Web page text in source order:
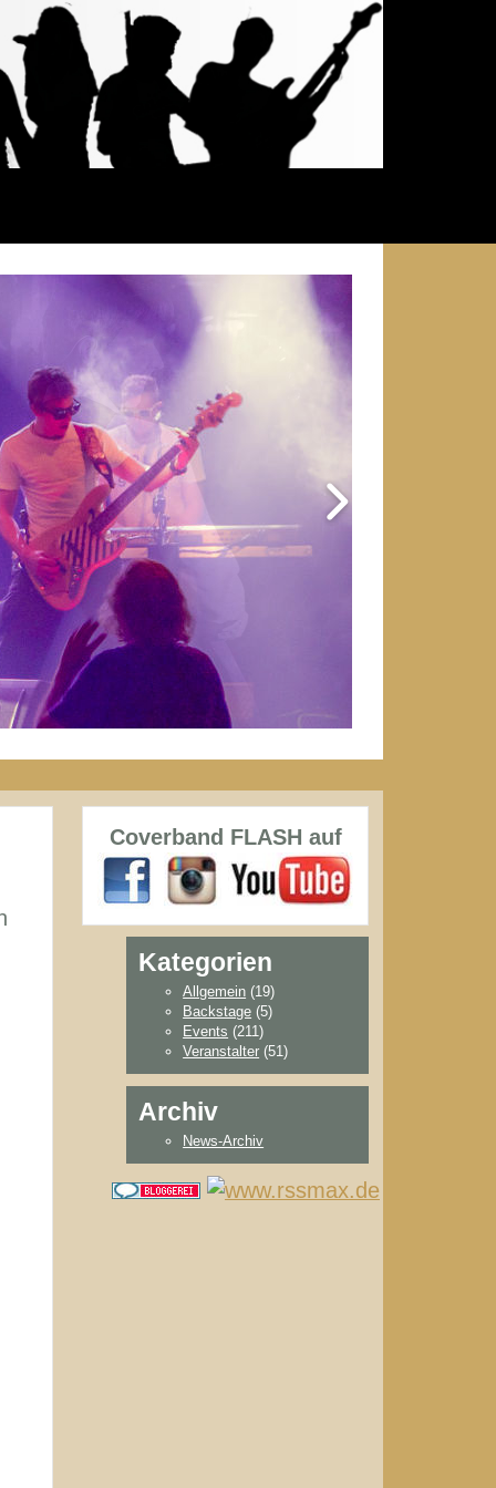
Coverband FLASH auf
Kategorien
Allgemein (19)
Backstage (5)
Events (211)
Veranstalter (51)
Archiv
News-Archiv